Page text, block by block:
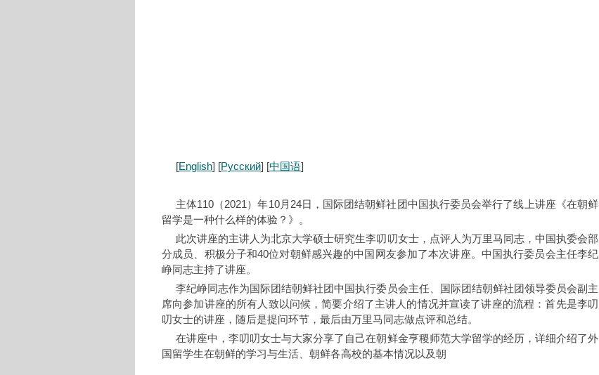
[English] [Русский] [中国语]
主体110（2021）年10月24日，国际团结朝鲜社团中国执行委员会举行了线上讲座《在朝鲜
留学是一种什么样的体验？》。
此次讲座的主讲人为北京大学硕士研究生李叨叨女士，点评人为万里马同志，中国执委会部
分成员、积极分子和40位对朝鲜感兴趣的中国网友参加了本次讲座。中国执行委员会主任李纪
峥同志主持了讲座。
李纪峥同志作为国际团结朝鲜社团中国执行委员会主任、国际团结朝鲜社团领导委员会副主
席向参加讲座的所有人致以问候，简要介绍了主讲人的情况并宣读了讲座的流程：首先是李叨
叨女士的讲座，随后是提问环节，最后由万里马同志做点评和总结。
在讲座中，李叨叨女士与大家分享了自己在朝鲜金亨稷师范大学留学的经历，详细介绍了外
国留学生在朝鲜的学习与生活、朝鲜各高校的基本情况以及朝